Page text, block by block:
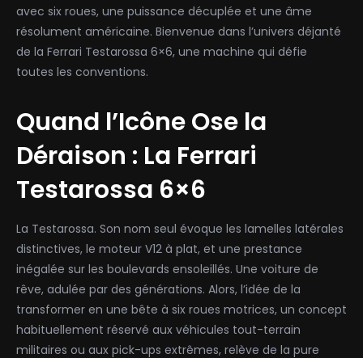
avec six roues, une puissance décuplée et une âme
résolument américaine. Bienvenue dans l’univers déjanté
de la Ferrari Testarossa 6×6, une machine qui défie
toutes les conventions.
Quand l’Icône Ose la
Déraison : La Ferrari
Testarossa 6×6
La Testarossa. Son nom seul évoque les lamelles latérales
distinctives, le moteur V12 à plat, et une prestance
inégalée sur les boulevards ensoleillés. Une voiture de
rêve, adulée par des générations. Alors, l’idée de la
transformer en une bête à six roues motrices, un concept
habituellement réservé aux véhicules tout-terrain
militaires ou aux pick-ups extrêmes, relève de la pure